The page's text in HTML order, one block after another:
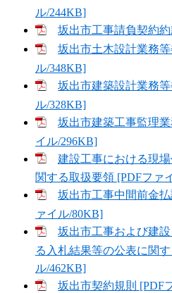
ル/244KB]
坂出市工事請負契約
坂出市土木設計業務
ル/348KB]
坂出市建築設計業務
ル/328KB]
坂出市建築工事監理
イル/296KB]
建設工事における現
関する取扱要領 [PDFファ
坂出市工事中間前金
ァイル/80KB]
坂出市工事および建
る入札結果等の公表に関
ル/462KB]
坂出市契約規則 [PDF